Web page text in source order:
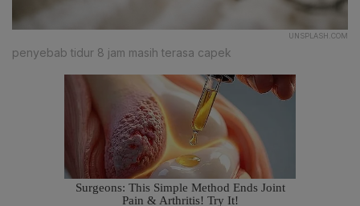
UNSPLASH.COM
penyebab tidur 8 jam masih terasa capek